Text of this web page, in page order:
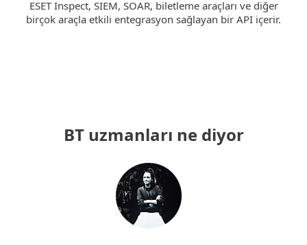
ESET Inspect, SIEM, SOAR, biletleme araçları ve diğer
birçok araçla etkili entegrasyon sağlayan bir API içerir.
BT uzmanları ne diyor